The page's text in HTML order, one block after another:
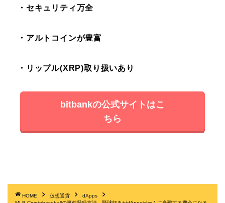
・セキュリティ万全
・アルトコインが豊富
・リップル(XRP)取り扱いあり
bitbankの公式サイトはこ
ちら
HOME 仮想通貨
dApps